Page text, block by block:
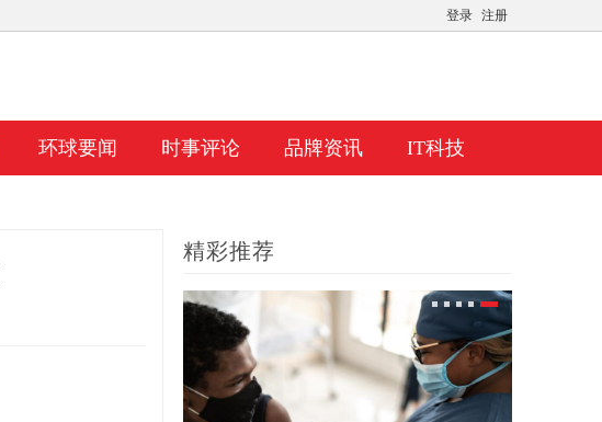
登录 注册
环球要闻 时事评论 品牌资讯 IT科技
精彩推荐